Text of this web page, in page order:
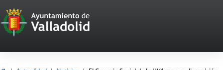
Portal
Web
del